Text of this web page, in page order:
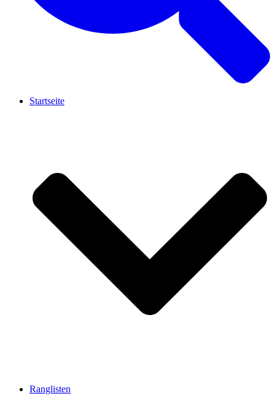
Startseite
Ranglisten